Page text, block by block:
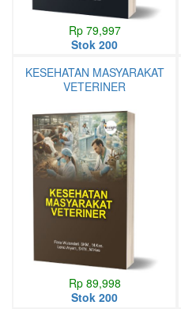
Rp 79,997
Stok 200
KESEHATAN MASYARAKAT
VETERINER
Rp 89,998
Stok 200